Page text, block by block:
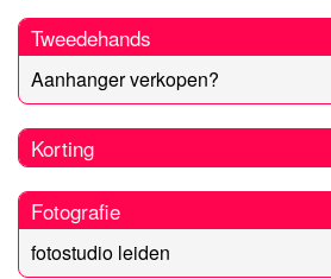
Tweedehands
Aanhanger verkopen?
Korting
Fotografie
fotostudio leiden